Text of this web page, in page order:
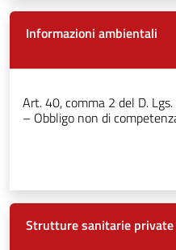
Informazioni ambientali
Art. 40, comma 2 del D.
– Obbligo non di
Strutture sanitarie